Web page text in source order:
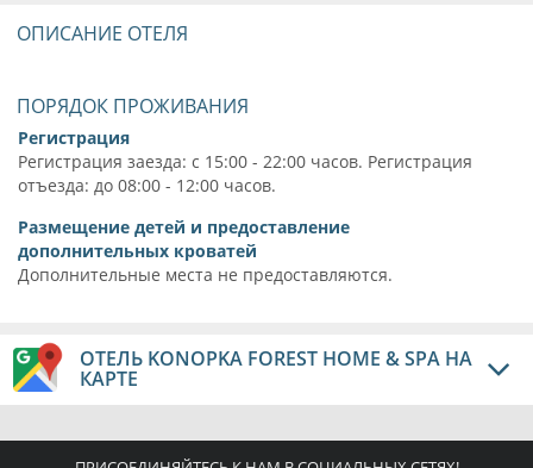
ОПИСАНИЕ ОТЕЛЯ
ПОРЯДОК ПРОЖИВАНИЯ
Регистрация
Регистрация заезда: с 15:00 - 22:00 часов. Регистрация
отъезда: до 08:00 - 12:00 часов.
Размещение детей и предоставление
дополнительных кроватей
Дополнительные места не предоставляются.
ОТЕЛЬ KONOPKA FOREST HOME & SPA НА
КАРТЕ